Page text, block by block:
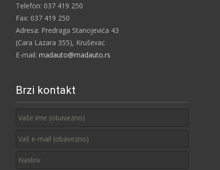
Telefon: 037 419 250
Fax: 037 419 250
Adresa: Predraga Stanojevića 43
(Cara Lazara 355), Kruševac
E-mail: madauto@madauto.rs
Brzi kontakt